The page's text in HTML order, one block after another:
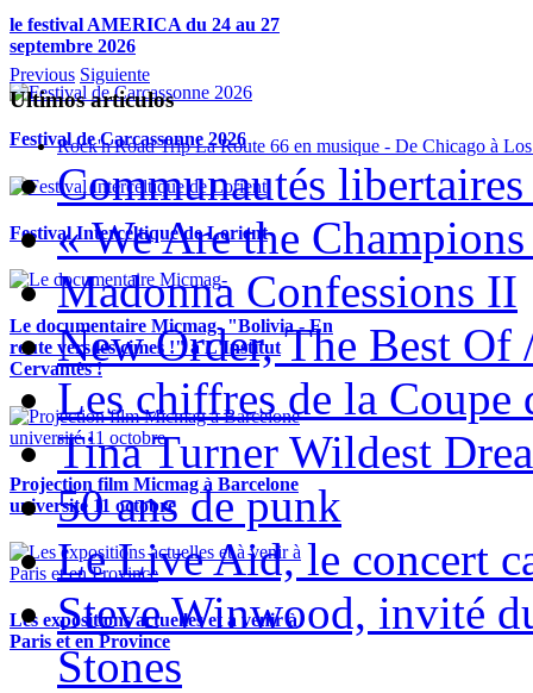
le festival AMERICA du 24 au 27
septembre 2026
Festival de Carcassonne 2026
Festival Interceltique de Lorient
Le documentaire Micmag- "Bolivia - En
route vers les cimes !" à L'Institut
Cervantès !
Projection film Micmag à Barcelone
université 11 octobre
Les expositions actuelles et à venir à
Paris et en Province
Previous Siguiente
Ultimos articulos
Rock'n'Road Trip La Route 66 en musique - De Chicago à
Communautés libertaires
« We Are the
Madonna Confessions II
New Order, The Best Of
Les chiffres de la Coupe
Tina Turner Wildest
50 ans de punk
Le Live Aid, le concert
Steve Winwood, invité
Stones